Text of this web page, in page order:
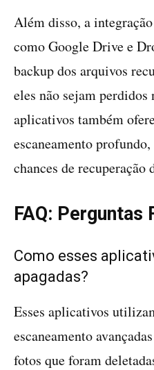
Além disso, a
como Google Drive e
backup dos arquivos
eles não sejam
aplicativos também
escaneamento
chances de recuperação
FAQ: Perguntas
Como esses
apagadas?
Esses aplicativos
escaneamento
fotos que foram